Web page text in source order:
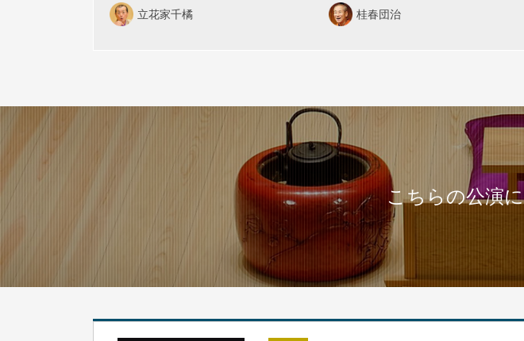
立花家千橘 桂春団治
こちらの公演